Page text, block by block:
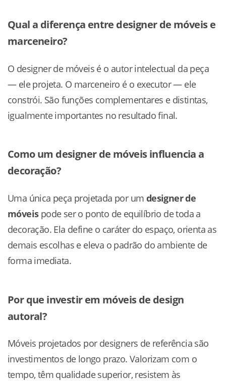
Qual a diferença entre designer de móveis e
marceneiro?
O designer de móveis é o autor intelectual da peça
— ele projeta. O marceneiro é o executor — ele
constrói. São funções complementares e distintas,
igualmente importantes no resultado final.
Como um designer de móveis influencia a
decoração?
Uma única peça projetada por um designer de
móveispode ser o ponto de equilíbrio de toda a
decoração. Ela define o caráter do espaço, orienta as
demais escolhas e eleva o padrão do ambiente de
forma imediata.
Por que investir em móveis de design
autoral?
Móveis projetados por designers de referência são
investimentos de longo prazo. Valorizam com o
tempo, têm qualidade superior, resistem às